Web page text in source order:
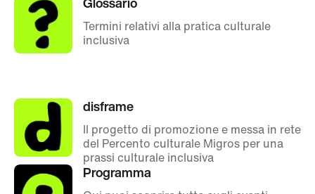
Termini relativi alla pratica culturale
inclusiva
disframe
Il progetto di promozione e messa in rete
del Percento culturale Migros per una
prassi culturale inclusiva
Programma